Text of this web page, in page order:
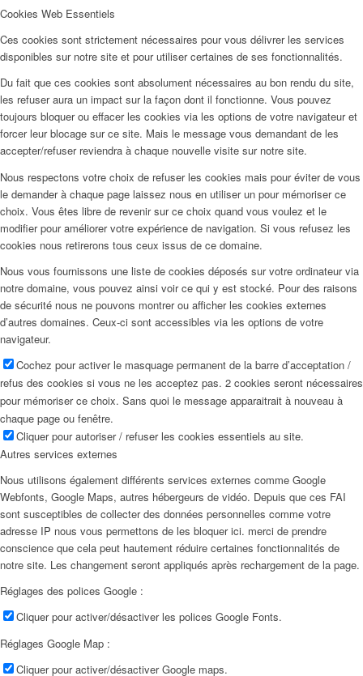
Cookies Web Essentiels
Ces cookies sont strictement nécessaires pour vous délivrer les services
disponibles sur notre site et pour utiliser certaines de ses fonctionnalités.
Du fait que ces cookies sont absolument nécessaires au bon rendu du site,
les refuser aura un impact sur la façon dont il fonctionne. Vous pouvez
toujours bloquer ou effacer les cookies via les options de votre navigateur et
forcer leur blocage sur ce site. Mais le message vous demandant de les
accepter/refuser reviendra à chaque nouvelle visite sur notre site.
Nous respectons votre choix de refuser les cookies mais pour éviter de vous
le demander à chaque page laissez nous en utiliser un pour mémoriser ce
choix. Vous êtes libre de revenir sur ce choix quand vous voulez et le
modifier pour améliorer votre expérience de navigation. Si vous refusez les
cookies nous retirerons tous ceux issus de ce domaine.
Nous vous fournissons une liste de cookies déposés sur votre ordinateur via
notre domaine, vous pouvez ainsi voir ce qui y est stocké. Pour des raisons
de sécurité nous ne pouvons montrer ou afficher les cookies externes
d’autres domaines. Ceux-ci sont accessibles via les options de votre
navigateur.
Cochez pour activer le masquage permanent de la barre d’acceptation /
refus des cookies si vous ne les acceptez pas. 2 cookies seront nécessaires
pour mémoriser ce choix. Sans quoi le message apparaitrait à nouveau à
chaque page ou fenêtre.
Cliquer pour autoriser / refuser les cookies essentiels au site.
Autres services externes
Nous utilisons également différents services externes comme Google
Webfonts, Google Maps, autres hébergeurs de vidéo. Depuis que ces FAI
sont susceptibles de collecter des données personnelles comme votre
adresse IP nous vous permettons de les bloquer ici. merci de prendre
conscience que cela peut hautement réduire certaines fonctionnalités de
notre site. Les changement seront appliqués après rechargement de la page.
Réglages des polices Google :
Cliquer pour activer/désactiver les polices Google Fonts.
Réglages Google Map :
Cliquer pour activer/désactiver Google maps.